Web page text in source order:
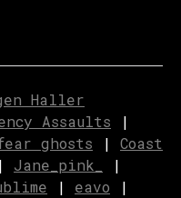
Haller
Assaults |
ghosts | Coast
Jane_pink_
|
| eavo |